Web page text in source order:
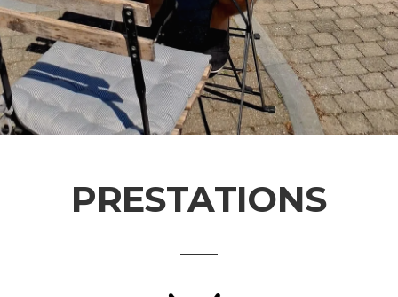
PRESTATIONS